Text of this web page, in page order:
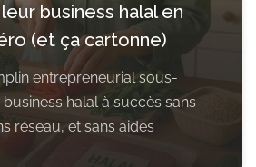
business halal en
(et ça cartonne)
entrepreneurial sous-
halal à succès sans
réseau, et sans aides